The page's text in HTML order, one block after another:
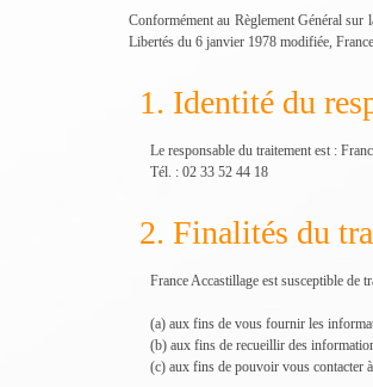
Conformément au Règlement Général
Libertés du 6 janvier 1978 modifiée,
1. Identité du
Le responsable du traitement est :
Tél. : 02 33 52 44 18
2. Finalités du
France Accastillage est susceptible de
(a) aux fins de vous fournir les
(b) aux fins de recueillir des
(c) aux fins de pouvoir vous contacter